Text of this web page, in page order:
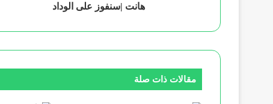
هانت |سنفوز على الوداد
مقالات ذات صلة